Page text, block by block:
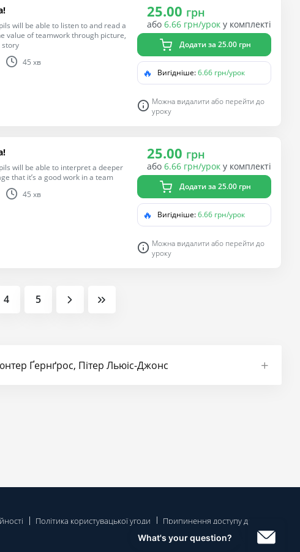
will be able to listen to and read a
value of teamwork through picture,
story
45 хв
25.00 грн
або 6.66 грн/урок у комплекті
Додати за 25.00 грн
🔥 Вигідніше:6.66 грн/урок
Можна видалити або перейти до
уроку
will be able to interpret a deeper
that it’s a good work in a team
45 хв
25.00 грн
або 6.66 грн/урок у комплекті
Додати за 25.00 грн
🔥 Вигідніше:6.66 грн/урок
Можна видалити або перейти до
уроку
4 5
Ґернґрос, Пітер Льюіс-Джонс
Політика користувацької угоди
Припинення доступу до